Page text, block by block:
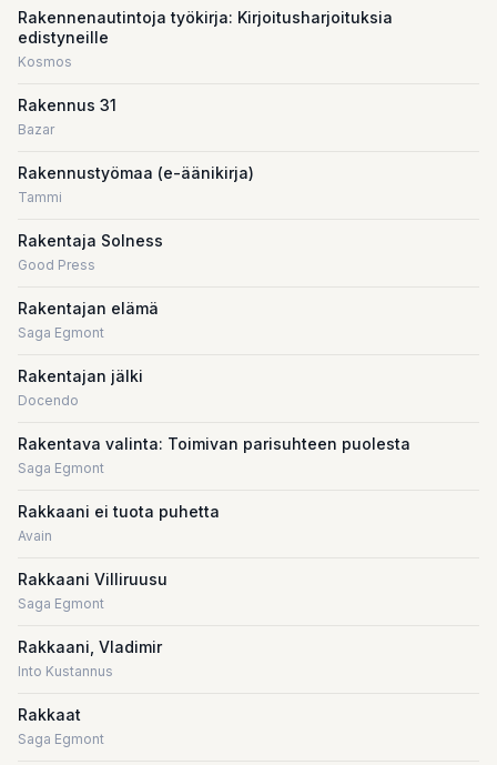
Rakennenautintoja työkirja: Kirjoitusharjoituksia
edistyneille
Kosmos
Rakennus 31
Bazar
Rakennustyömaa (e-äänikirja)
Tammi
Rakentaja Solness
Good Press
Rakentajan elämä
Saga Egmont
Rakentajan jälki
Docendo
Rakentava valinta: Toimivan parisuhteen puolesta
Saga Egmont
Rakkaani ei tuota puhetta
Avain
Rakkaani Villiruusu
Saga Egmont
Rakkaani, Vladimir
Into Kustannus
Rakkaat
Saga Egmont